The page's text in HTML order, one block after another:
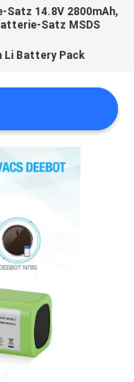
14.8V 2800mAh,
Satz MSDS
Li Battery Pack